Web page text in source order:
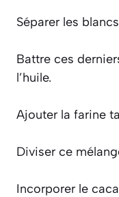
Séparer les
Battre ces
l’huile.
Ajouter la farine
Diviser ce
Incorporer le